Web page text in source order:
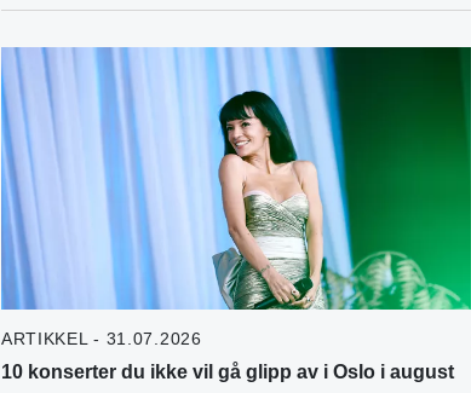
ARTIKKEL - 31.07.2026
10 konserter du ikke vil gå glipp av i Oslo i august